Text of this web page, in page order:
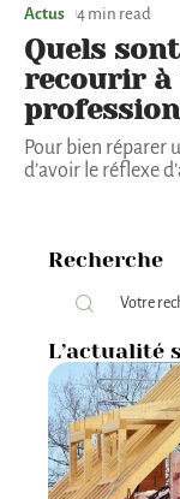
Actus 4 min read
Quels
recourir
Pour bien réparer
d’avoir le réflexe
Recherche
L’actualité